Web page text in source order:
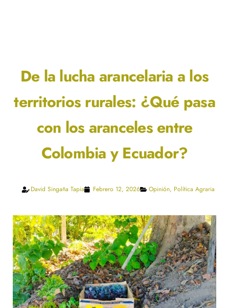
De la lucha arancelaria a los
territorios rurales: ¿Qué pasa
con los aranceles entre
Colombia y Ecuador?
David Singaña Tapia Febrero 12, 2026 Opinión, Política Agraria